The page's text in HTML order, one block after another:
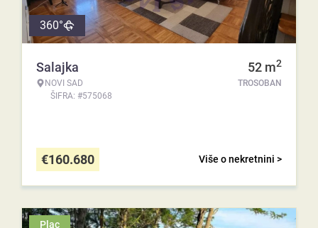
360°
Salajka
NOVI SAD
ŠIFRA: #575068
52 m2
TROSOBAN
Više o nekretnini >
€160.680
Plac